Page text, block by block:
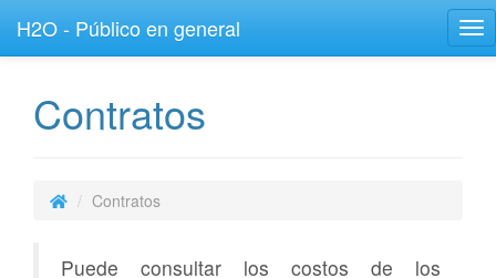
H2O - Público en general
Contratos
Contratos
Puede consultar los costos de los